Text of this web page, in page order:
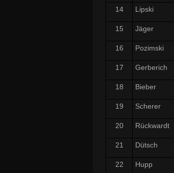
14 Lipski
15 Jäger
16 Pozimski
17 Gerberich
18 Bieber
19 Scherer
20 Rückwardt
21 Dütsch
22 Hupp